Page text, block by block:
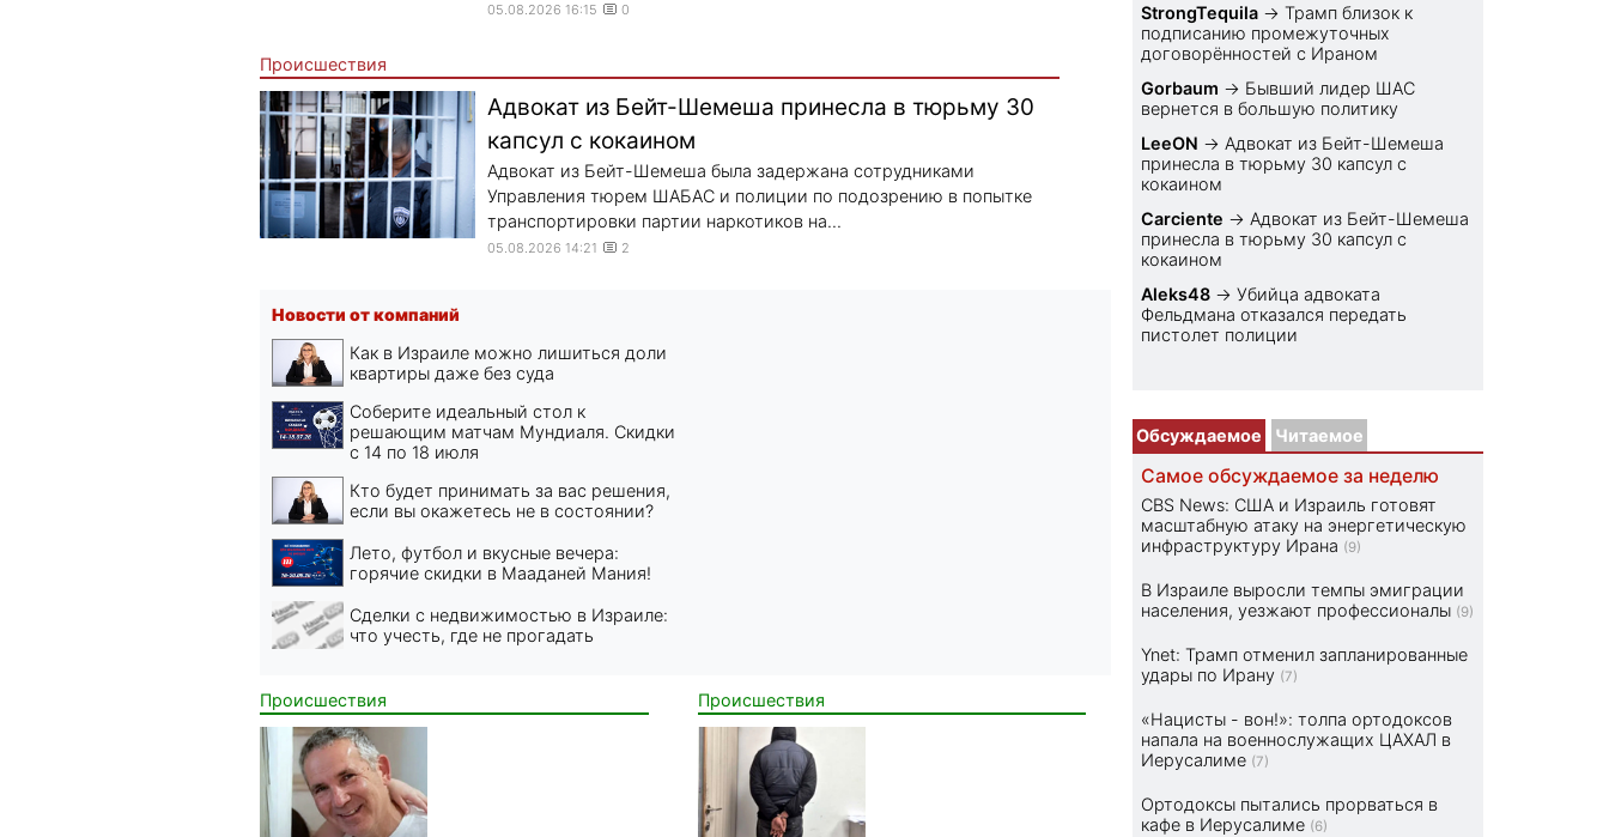
05.08.2026 16:15 0
Происшествия
Адвокат из Бейт-Шемеша принесла в тюрьму 30
капсул с кокаином
Адвокат из Бейт-Шемеша была задержана сотрудниками
Управления тюрем ШАБАС и полиции по подозрению в попытке
транспортировки партии наркотиков на...
05.08.2026 14:21 2
Новости от компаний
Как в Израиле можно лишиться доли
квартиры даже без суда
Соберите идеальный стол к
решающим матчам Мундиаля. Скидки
с 14 по 18 июля
Кто будет принимать за вас решения,
если вы окажетесь не в состоянии?
Лето, футбол и вкусные вечера:
горячие скидки в Мааданей Мания!
Сделки с недвижимостью в Израиле:
что учесть, где не прогадать
Происшествия Происшествия
StrongTequila →Трамп близок к
подписанию промежуточных
договорённостей с Ираном
Gorbaum → Бывший лидер ШАС
вернется в большую политику
LeeON → Адвокат из Бейт-Шемеша
принесла в тюрьму 30 капсул с
кокаином
Carciente → Адвокат из Бейт-Шемеша
принесла в тюрьму 30 капсул с
кокаином
Aleks48 →Убийца адвоката
Фельдмана отказался передать
пистолет полиции
Обсуждаемое Читаемое
Самое обсуждаемое за неделю
CBS News: США и Израиль готовят
масштабную атаку на энергетическую
инфраструктуру Ирана (9)
В Израиле выросли темпы эмиграции
населения, уезжают профессионалы (9)
Ynet: Трамп отменил запланированные
удары по Ирану (7)
«Нацисты - вон!»: толпа ортодоксов
напала на военнослужащих ЦАХАЛ в
Иерусалиме (7)
Ортодоксы пытались прорваться в
кафе в Иерусалиме (6)